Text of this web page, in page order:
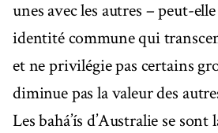
unes avec les autres – peut-
identité commune qui
et ne privilégie pas certains
diminue pas la valeur des
Les bahá’ís d’Australie se sont